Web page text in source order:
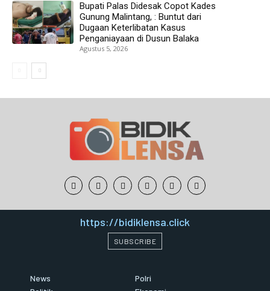
Bupati Palas Didesak Copot Kades
Gunung Malintang, : Buntut dari
Dugaan Keterlibatan Kasus
Penganiayaan di Dusun Balaka
Agustus 5, 2026
https://bidiklensa.click
SUBSCRIBE
News
Polri